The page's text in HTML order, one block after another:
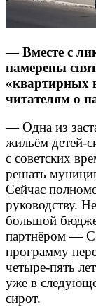
— Вместе с
намерены
«квартирных
читателям о
— Одна из
жильём детей-
с советских
решать
Сейчас
руководству.
большой
партнёром —
программу
четыре-пять
уже в
сирот.